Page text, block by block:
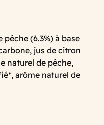
pêche (6.3%) à base
jus de citron
naturel de pêche,
arôme naturel de